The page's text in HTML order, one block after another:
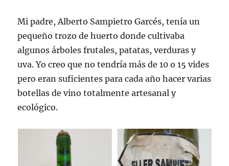
Mi padre, Alberto Sampietro Garcés, tenía un
pequeño trozo de huerto donde cultivaba
algunos árboles frutales, patatas, verduras y
uva. Yo creo que no tendría más de 10 o 15 vides
pero eran suficientes para cada año hacer varias
botellas de vino totalmente artesanal y
ecológico.